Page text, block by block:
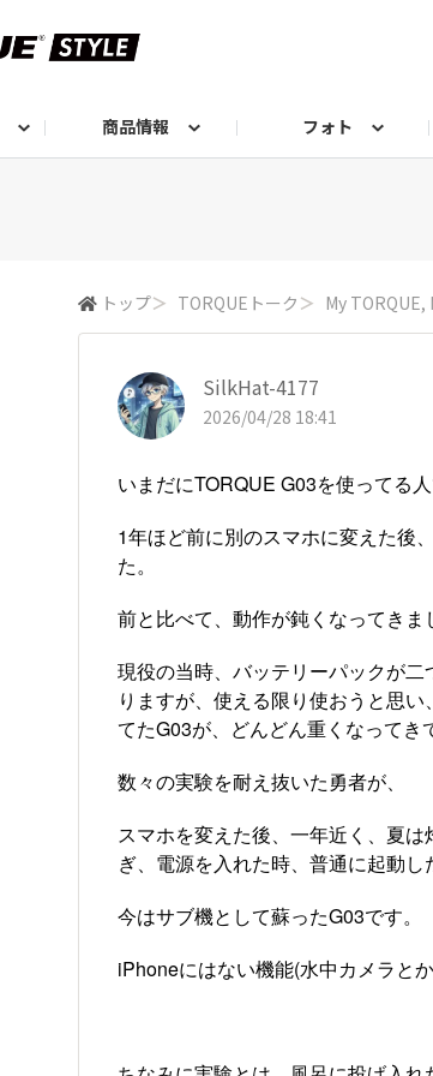
商品情報 フォト
トップ＞ TORQUEトーク ＞ My TORQUE,
SilkHat-4177
2026/04/28 18:41
いまだにTORQUE G03を使ってる人
1年ほど前に別のスマホに変えた後
た。
前と比べて、動作が鈍くなってきま
現役の当時、バッテリーパックが
りますが、使える限り使おうと思
てたG03が、どんどん重くなってき
数々の実験を耐え抜いた勇者が、
スマホを変えた後、一年近く、夏
ぎ、電源を入れた時、普通に起動
今はサブ機として蘇ったG03です。
iPhoneにはない機能(水中カメラと